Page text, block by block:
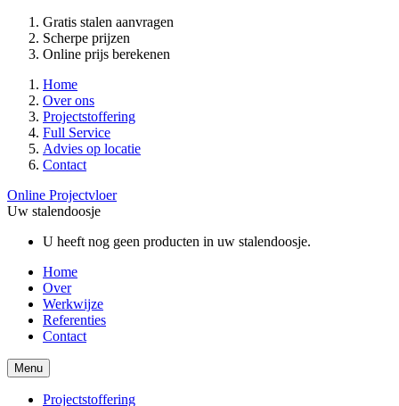
Gratis stalen aanvragen
Scherpe prijzen
Online prijs berekenen
Home
Over ons
Projectstoffering
Full Service
Advies op locatie
Contact
Online Projectvloer
Uw stalendoosje
U heeft nog geen producten in uw stalendoosje.
Home
Over
Werkwijze
Referenties
Contact
Menu
Projectstoffering